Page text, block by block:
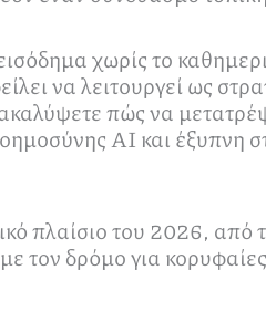
χωρίς το
να λειτουργεί ως
πώς να
ΑΙ και έξυπνη
πλαίσιο του 2026, από
τον δρόμο για